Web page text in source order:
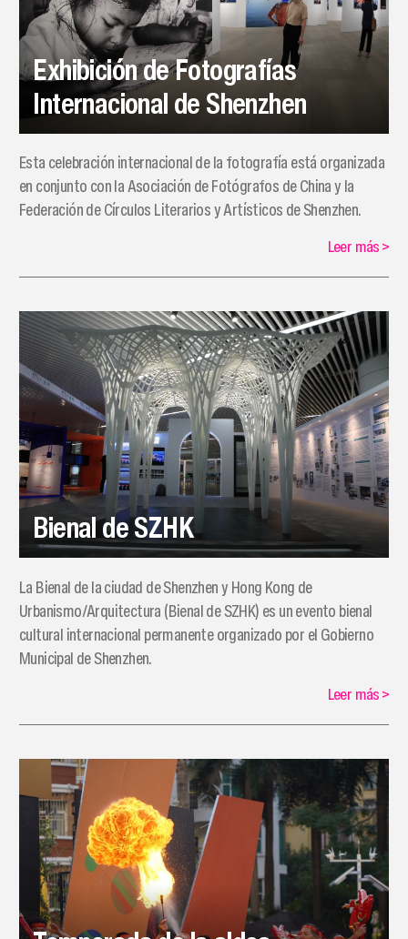
Exhibición de Fotografías
Internacional de Shenzhen
Esta celebración internacional de la fotografía está organizada
en conjunto con la Asociación de Fotógrafos de China y la
Federación de Círculos Literarios y Artísticos de Shenzhen.
Leer más>
Bienal de SZHK
La Bienal de la ciudad de Shenzhen y Hong Kong de
Urbanismo/Arquitectura (Bienal de SZHK) es un evento bienal
cultural internacional permanente organizado por el Gobierno
Municipal de Shenzhen.
Leer más>